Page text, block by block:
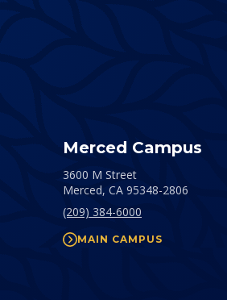
Merced Campus
3600 M Street
Merced, CA 95348-2806
(209) 384-6000
MAIN CAMPUS